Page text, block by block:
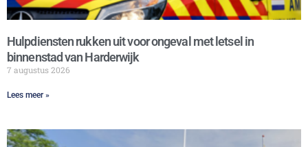
Hulpdiensten rukken uit voor ongeval met letsel in
binnenstad van Harderwijk
7 augustus 2026
Lees meer »